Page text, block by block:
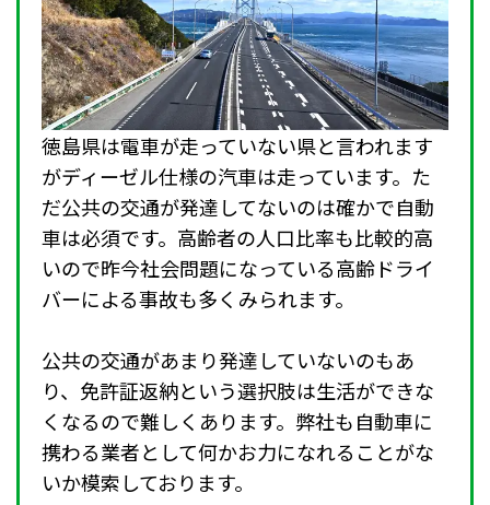
徳島県は電車が走っていない県と言われます
がディーゼル仕様の汽車は走っています。た
だ公共の交通が発達してないのは確かで自動
車は必須です。高齢者の人口比率も比較的高
いので昨今社会問題になっている高齢ドライ
バーによる事故も多くみられます。
公共の交通があまり発達していないのもあ
り、免許証返納という選択肢は生活ができな
くなるので難しくあります。弊社も自動車に
携わる業者として何かお力になれることがな
いか模索しております。